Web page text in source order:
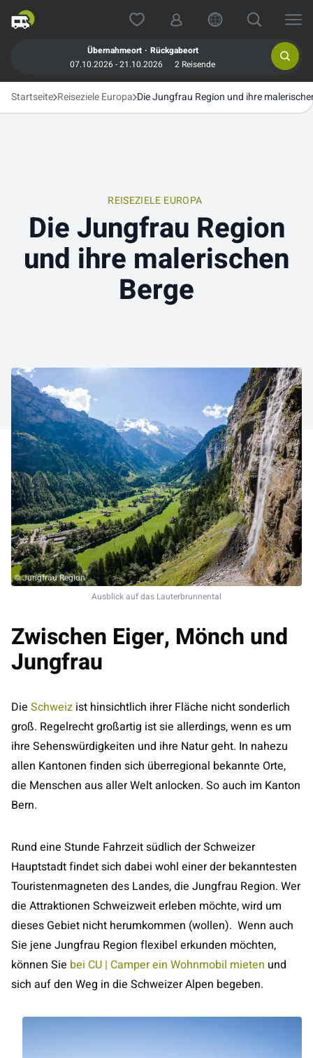
Übernahmeort . Rückgabeort
07.10.2026 - 21.10.2026
2 Reisende
Startseite Reiseziele Europa Die Jungfrau Region und ihre
REISEZIELE EUROPA
Die Jungfrau Region
und ihre malerischen
Berge
© Jungfrau Region
Ausblick auf das Lauterbrunnental
Zwischen Eiger, Mönch und
Jungfrau
Die Schweiz ist hinsichtlich ihrer Fläche nicht sonderlich
groß. Regelrecht großartig ist sie allerdings, wenn es um
ihre Sehenswürdigkeiten und ihre Natur geht. In nahezu
allen Kantonen finden sich überregional bekannte Orte,
die Menschen aus aller Welt anlocken. So auch im Kanton
Bern.
Rund eine Stunde Fahrzeit südlich der Schweizer
Hauptstadt findet sich dabei wohl einer der bekanntesten
Touristenmagneten des Landes, die Jungfrau Region. Wer
die Attraktionen Schweizweit erleben möchte, wird um
dieses Gebiet nicht herumkommen (wollen). Wenn auch
Sie jene Jungfrau Region flexibel erkunden möchten,
können Sie bei CU | Camper ein Wohnmobil mieten und
sich auf den Weg in die Schweizer Alpen begeben.